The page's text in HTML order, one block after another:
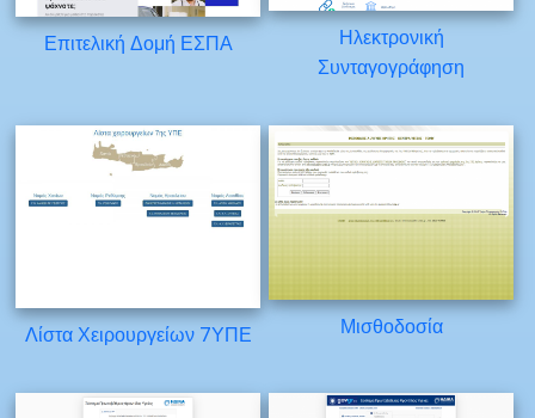
Επιτελική Δομή ΕΣΠΑ
Ηλεκτρονική
Συνταγογράφηση
Λίστα Χειρουργείων 7ΥΠΕ Μισθοδοσία